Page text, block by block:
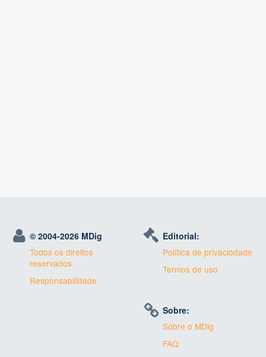
© 2004-2026 MDig
Todos os direitos
reservados
Responsabilidade
Editorial:
Política de privaciodade
Termos de uso
Sobre:
Sobre o MDig
FAQ